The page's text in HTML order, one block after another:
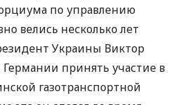
по управлению
велись несколько лет
Украины Виктор
принять участие в
газотранспортной